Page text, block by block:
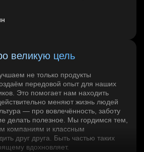
великую цель
не только продукты
передовой опыт для наших
Это помогает нам находить
меняют жизнь людей
— про вовлечённость, заботу
делать полезное. Мы гордимся тем,
компаниям и классным
друг друга. Быть частью таких
вдохновляет.